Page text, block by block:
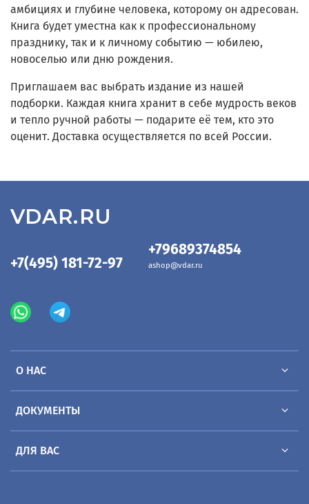
амбициях и глубине человека, которому он адресован.
Книга будет уместна как к профессиональному
празднику, так и к личному событию — юбилею,
новоселью или дню рождения.
Приглашаем вас выбрать издание из нашей
подборки. Каждая книга хранит в себе мудрость веков
и тепло ручной работы — подарите её тем, кто это
оценит. Доставка осуществляется по всей России.
О НАС
ДОКУМЕНТЫ
ДЛЯ ВАС
+7(495) 181-72-97
+79689374854
ashop@vdar.ru
VDAR.RU